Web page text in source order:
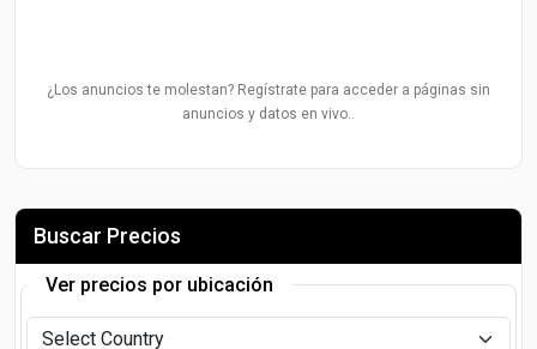
¿Los anuncios te molestan? Regístrate para acceder a páginas sin
anuncios y datos en vivo..
Buscar Precios
Ver precios por ubicación